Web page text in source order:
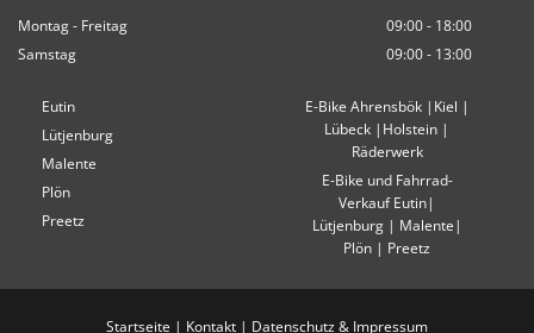
Montag - Freitag
09:00 - 18:00
Samstag
09:00 - 13:00
Eutin
Lütjenburg
Malente
Plön
Preetz
E-Bike Ahrensbök| Kiel |
Lübeck | Holstein |
Räderwerk
E-Bike und Fahrrad-
VerkaufEutin|
Lütjenburg| Malente|
Plön | Preetz
Startseite | Kontakt | Datenschutz & Impressum